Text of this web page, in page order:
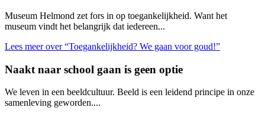
Museum Helmond zet fors in op toegankelijkheid. Want het
museum vindt het belangrijk dat iedereen...
Lees meer over “Toegankelijkheid? We gaan voor goud!”
Naakt naar school gaan is geen optie
We leven in een beeldcultuur. Beeld is een leidend principe in onze
samenleving geworden....